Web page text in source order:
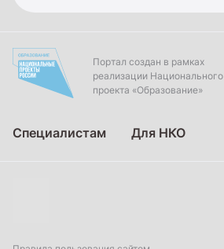
Портал создан в рамках
реализации Национального
проекта «Образование»
Специалистам Для НКО